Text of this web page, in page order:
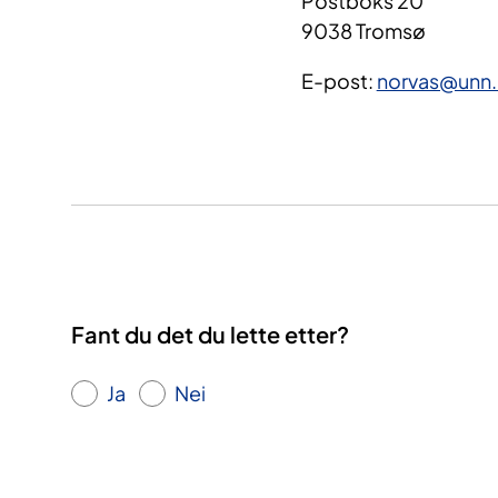
9038 Tromsø
E-post:
Fant du det du lette etter?
Ja Nei